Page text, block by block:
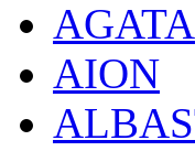
AGATA
AION